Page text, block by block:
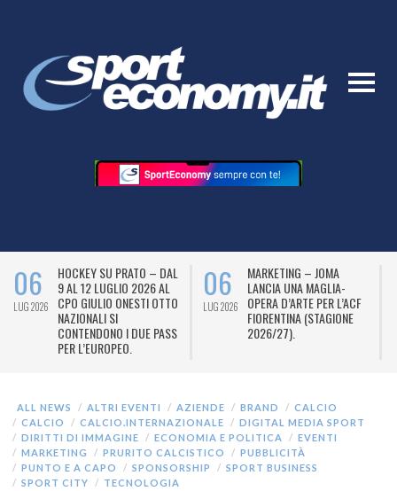
06
LUG 2026
HOCKEY SU PRATO – DAL
9 AL 12 LUGLIO 2026 AL
CPO GIULIO ONESTI OTTO
NAZIONALI SI
CONTENDONO I DUE PASS
PER L’EUROPEO.
06
LUG 2026
MARKETING – JOMA
LANCIA UNA MAGLIA-
OPERA D’ARTE PER L’ACF
FIORENTINA (STAGIONE
2026/27).
ALL NEWS ALTRI EVENTI AZIENDE BRAND
CALCIO
CALCIO
CALCIO.INTERNAZIONALE
DIGITAL MEDIA SPORT
DIRITTI DI IMMAGINE
ECONOMIA E POLITICA
EVENTI
MARKETING
PRURITO CALCISTICO
PUBBLICITÀ
PUNTO E A CAPO
SPONSORSHIP
SPORT BUSINESS
SPORT CITY
TECNOLOGIA